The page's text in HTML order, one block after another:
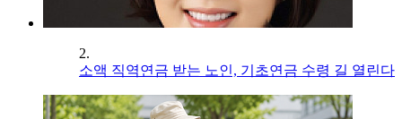
2.
소액 직역연금 받는 노인, 기초연금 수령 길 열린다